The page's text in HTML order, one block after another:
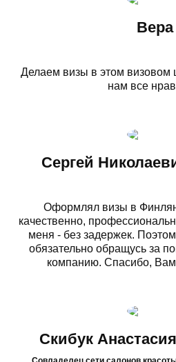
Вера
Делаем визы в этом визовом
нам все
Сергей
Оформлял визы в
качественно,
меня - без задержек.
обязательно обращусь за
компанию. Спасибо,
Скибук